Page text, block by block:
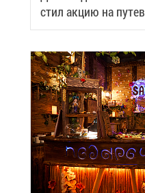
стил ак­цию на